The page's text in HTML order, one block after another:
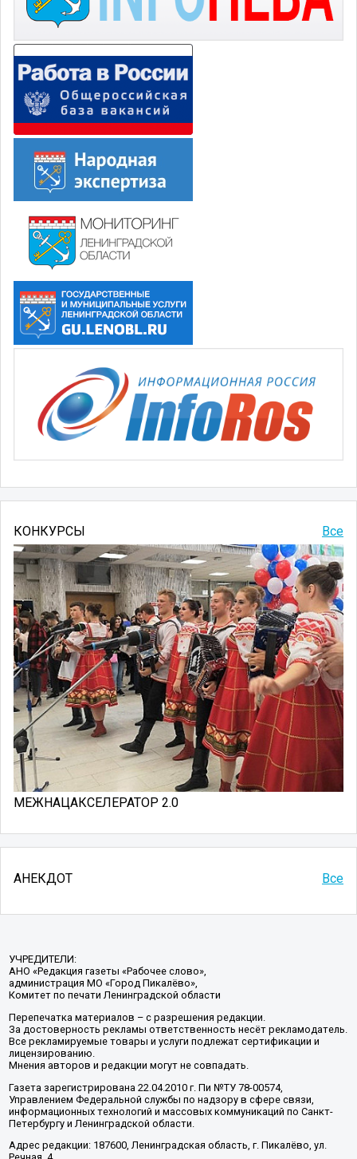
Все
КОНКУРСЫ
МЕЖНАЦАКСЕЛЕРАТОР 2.0
АНЕКДОТ Все
УЧРЕДИТЕЛИ:
АНО «Редакция газеты «Рабочее слово»,
администрация МО «Город Пикалёво»,
Комитет по печати Ленинградской области
Перепечатка материалов – с разрешения редакции.
За достоверность рекламы ответственность несёт рекламодатель.
Все рекламируемые товары и услуги подлежат сертификации и
лицензированию.
Мнения авторов и редакции могут не совпадать.
Газета зарегистрирована 22.04.2010 г. Пи №ТУ 78-00574,
Управлением Федеральной службы по надзору в сфере связи,
информационных технологий и массовых коммуникаций по Санкт-
Петербургу и Ленинградской области.
Адрес редакции: 187600, Ленинградская область, г. Пикалёво, ул.